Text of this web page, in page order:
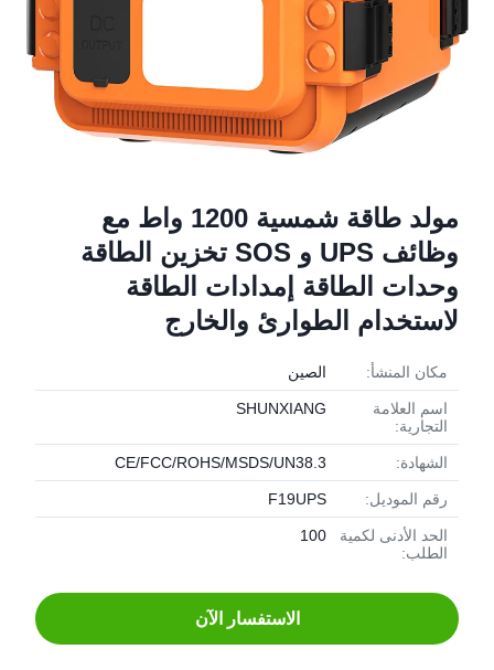
مولد طاقة شمسية 1200 واط مع
وظائف UPS و SOS تخزين الطاقة
وحدات الطاقة إمدادات الطاقة
لاستخدام الطوارئ والخارج
مكان المنشأ: الصين
اسم العلامة
التجارية:
SHUNXIANG
الشهادة: CE/FCC/ROHS/MSDS/UN38.3
رقم الموديل: F19UPS
الحد الأدنى لكمية
الطلب:
100
الاستفسار الآن